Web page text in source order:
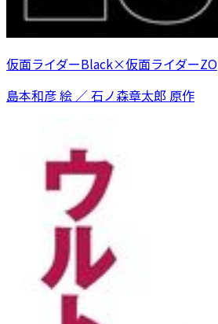
仮面ライダーBlack×仮面ライダーZO
島本和彦 絵 ／ 石ノ森章太郎 原作